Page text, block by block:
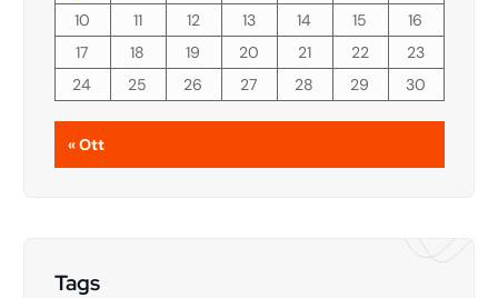
10
11 12 13 14 15
16
17
18 19 20 21 22
23
24
25 26 27 28 29 30
« Ott
Tags